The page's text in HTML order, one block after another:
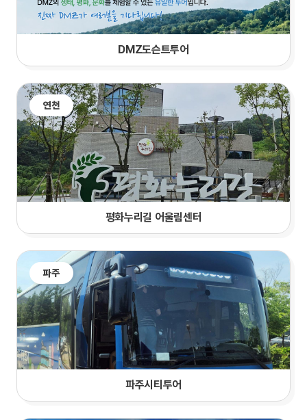
DMZ도슨트투어
연천
평화누리길 어울림센터
파주
파주시티투어